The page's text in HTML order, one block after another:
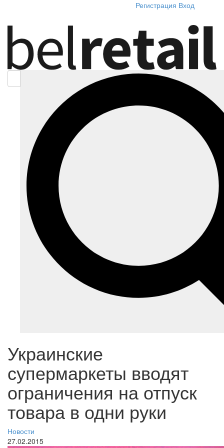
Регистрация Вход
Украинские
супермаркеты вводят
ограничения на отпуск
товара в одни руки
Новости
27.02.2015